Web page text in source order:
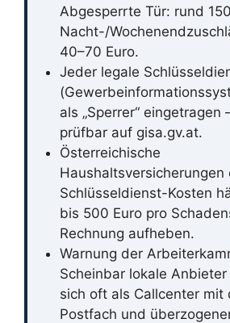
Abgesperrte Tür: rund
Nacht-/
40–70 Euro.
Jeder legale
als „Sperrer“ eingetragen
prüfbar auf gisa.gv.at.
Österreichische
Haushaltsversicherungen
Schlüsseldienst-Kosten
bis 500 Euro pro
Rechnung aufheben.
Warnung der
Scheinbar lokale
sich oft als Callcenter mit
Postfach und